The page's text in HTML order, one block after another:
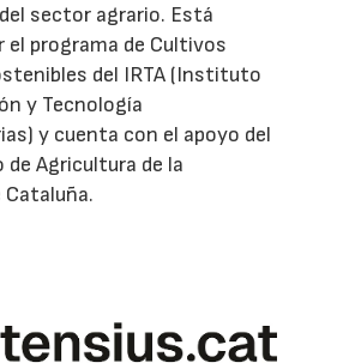
sector agrario. Está
el programa de Cultivos
del IRTA (Instituto
y Tecnología
y cuenta con el apoyo del
Agricultura de la